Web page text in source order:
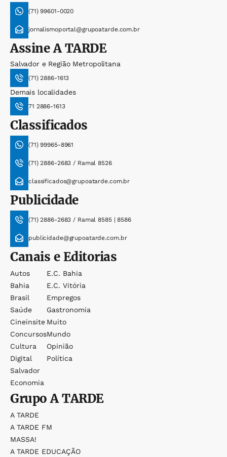
(71) 99601-0020
jornalismoportal@grupoatarde.com.br
AssineA TARDE
Salvador e Região Metropolitana
(71) 2886-1613
Demais localidades
71 2886-1613
Classificados
(71) 99965-8961
(71) 2886-2683 / Ramal 8526
classificados@grupoatarde.com.br
Publicidade
(71) 2886-2683 / Ramal 8585 | 8586
publicidade@grupoatarde.com.br
Canais e Editorias
Autos
Bahia
Brasil
Saúde
Cineinsite
Concursos
Cultura
Digital
Salvador
Economia
E.c. Bahia
E.c. Vitória
Empregos
Gastronomia
Muito
Mundo
Opinião
Política
GrupoA TARDE
A TARDE
A TARDE FM
MASSA!
A TARDE EDUCAÇÃO